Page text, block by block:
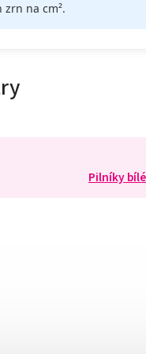
zrn na cm².
Pilníky